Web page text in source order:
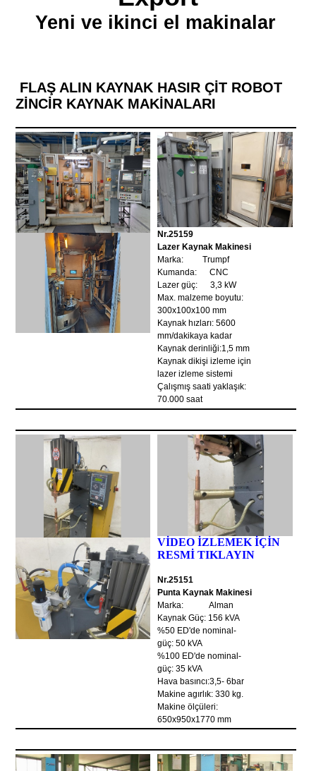
Yeni ve ikinci el makinalar
FLAŞ ALIN KAYNAK HASIR ÇİT ROBOT
ZİNCİR KAYNAK MAKİNALARI
Nr.25159
Lazer Kaynak Makinesi
Marka: Trumpf
Kumanda: CNC
Lazer güç: 3,3 kW
Max. malzeme boyutu:
300x100x100 mm
Kaynak hızları: 5600
mm/dakikaya kadar
Kaynak derinliği:1,5 mm
Kaynak dikişi izleme için
lazer izleme sistemi
Çalışmış saati yaklaşık:
70.000 saat
VİDEO İZLEMEK İÇİN
RESMİ TIKLAYIN
Nr.25151
Punta Kaynak Makinesi
Marka: Alman
Kaynak Güç: 156 kVA
%50 ED'de nominal-
güç: 50 kVA
%100 ED'de nominal-
güç: 35 kVA
Hava basıncı:3,5- 6bar
Makine agırlık: 330 kg.
Makine ölçüleri:
650x950x1770 mm